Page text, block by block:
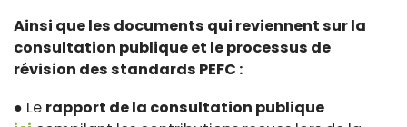
Ainsi que les documents qui reviennent sur la
consultation publique et le processus de
révision des standards PEFC :
● Le rapport de la consultation publique